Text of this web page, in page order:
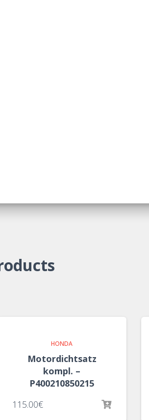
HONDA
Motordichtsatz
kompl. –
P400210850215
115.00€